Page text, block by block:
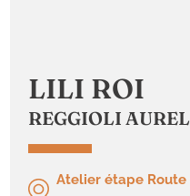
LILI ROI
REGGIOLI
Atelier étape